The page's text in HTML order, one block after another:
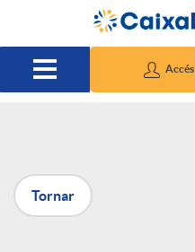
Salta al contingut principal
Accés
P
u
Tornar